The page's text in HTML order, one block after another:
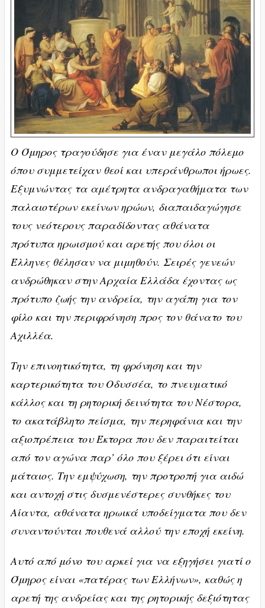
Ο Όμηρος τραγούδησε για έναν μεγάλο πόλεμο
όπου συμμετείχαν θεοί και υπεράνθρωποι ήρωες.
Εξυμνώντας τα αμέτρητα ανδραγαθήματα των
παλαιοτέρων εκείνων ηρώων, διαπαιδαγώγησε
τους νεότερους παραδίδοντας αθάνατα
πρότυπα ηρωισμού και αρετής που όλοι οι
Έλληνες θέλησαν να μιμηθούν. Σειρές γενεών
ανδρώθηκαν στην Αρχαία Ελλάδα έχοντας ως
πρότυπο ζωής την ανδρεία, την αγάπη για τον
φίλο και την περιφρόνηση προς τον θάνατο του
Αχιλλέα.
Την επινοητικότητα, τη φρόνηση και την
καρτερικότητα του Οδυσσέα, το πνευματικό
κάλλος και τη ρητορική δεινότητα του Νέστορα,
το ακατάβλητο πείσμα, την περηφάνια και την
αξιοπρέπεια του Έκτορα που δεν παραιτείται
από τον αγώνα παρ’ όλο που ξέρει ότι είναι
μάταιος. Την εμψύχωση, την προτροπή για αιδώ
και αντοχή στις δυσμενέστερες συνθήκες του
Αίαντα, αθάνατα ηρωικά υποδείγματα που δεν
συναντούνται πουθενά αλλού την εποχή εκείνη.
Αυτό από μόνο του αρκεί για να εξηγήσει γιατί ο
Όμηρος είναι «πατέρας των Ελλήνων», καθώς η
αρετή της ανδρείας και της ρητορικής δεξιότητας